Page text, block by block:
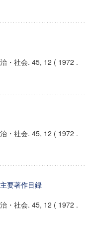
・社会. 45, 12 ( 1972 .
・社会. 45, 12 ( 1972 .
要著作目録
・社会. 45, 12 ( 1972 .